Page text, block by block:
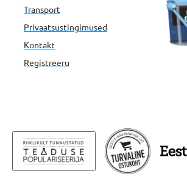
Transport
Privaatsus­tingimused
Kontakt
Registreeru